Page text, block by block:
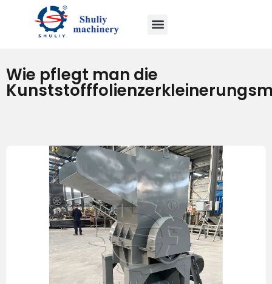
Wie pflegt man die